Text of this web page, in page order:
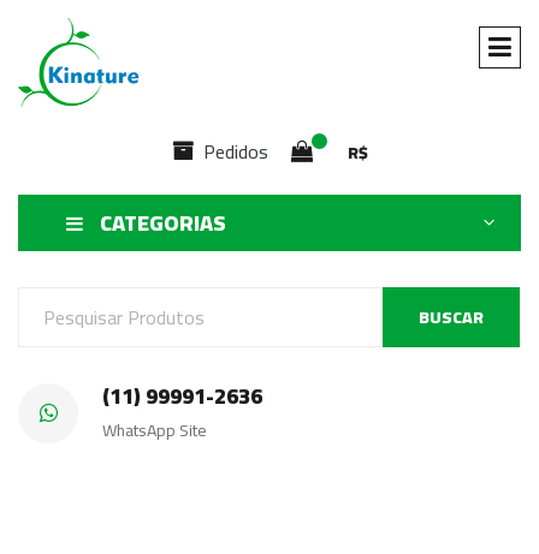
Pedidos R$
CATEGORIAS
BUSCAR
(11) 99991-2636
WhatsApp Site